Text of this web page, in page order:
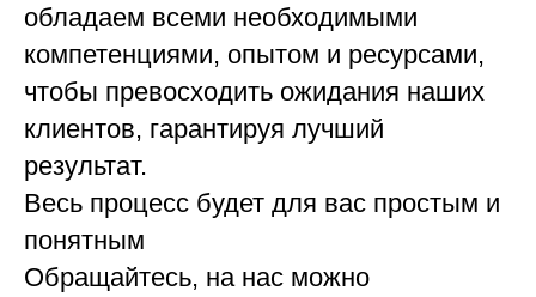
обладаем всеми необходимыми
компетенциями, опытом и ресурсами,
чтобы превосходить ожидания наших
клиентов, гарантируя лучший
результат.
Весь процесс будет для вас простым и
понятным
Обращайтесь, на нас можно